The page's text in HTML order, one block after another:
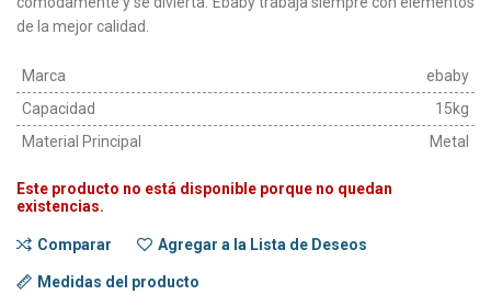
de la mejor calidad.
Marca
ebaby
Capacidad
15kg
Material Principal
Metal
Este producto no está disponible porque no quedan
existencias.
Comparar Agregar a la Lista de Deseos
Medidas del producto